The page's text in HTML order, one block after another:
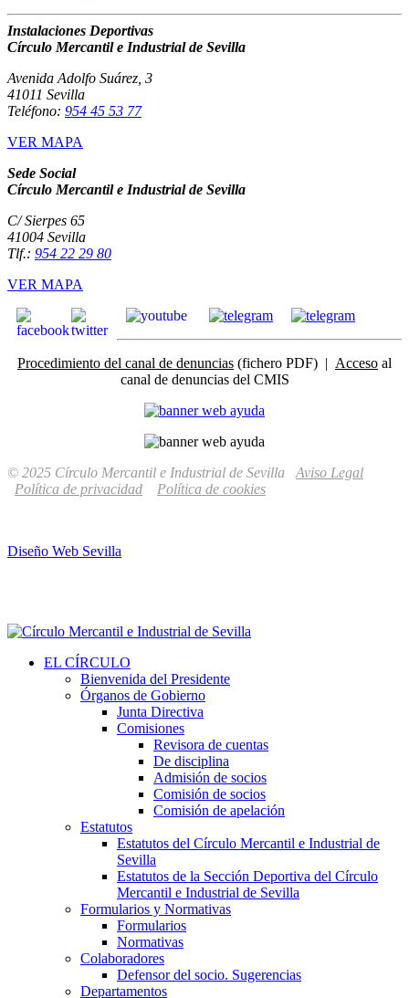
Instalaciones Deportivas
Círculo Mercantil e Industrial de Sevilla
Avenida Adolfo Suárez, 3
41011 Sevilla
Teléfono: 954 45 53 77
VER MAPA
Sede Social
Círculo Mercantil e Industrial de Sevilla
C/ Sierpes 65
41004 Sevilla
Tlf.: 954 22 29 80
VER MAPA
Procedimiento del canal de denuncias (fichero PDF) | Acceso al
canal de denuncias del CMIS
© 2025 Círculo Mercantil e Industrial de Sevilla Aviso Legal
Política de privacidad
Política de cookies
Diseño Web Sevilla
EL CÍRCULO
Bienvenida del Presidente
Órganos de Gobierno
Junta Directiva
Comisiones
Revisora de cuentas
De disciplina
Admisión de socios
Comisión de socios
Comisión de apelación
Estatutos
Estatutos del Círculo Mercantil e Industrial de
Sevilla
Estatutos de la Sección Deportiva del Círculo
Mercantil e Industrial de Sevilla
Formularios y Normativas
Formularios
Normativas
Colaboradores
Defensor del socio. Sugerencias
Departamentos